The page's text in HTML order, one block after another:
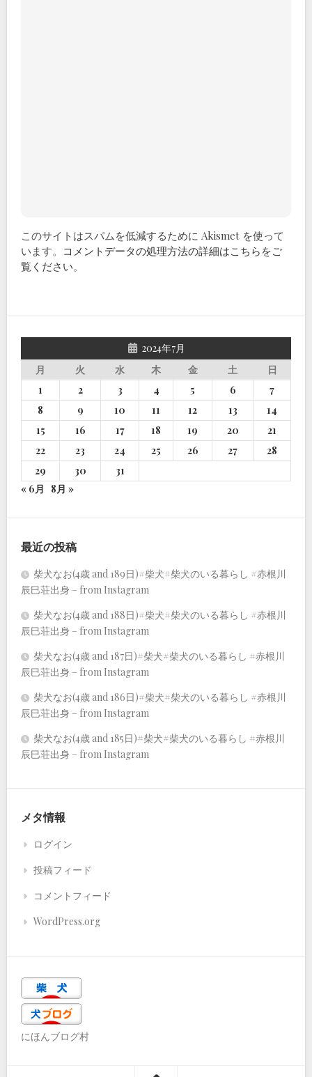
このサイトはスパムを低減するために Akismet を使って
います。 コメントデータの処理方法の詳細はこちらをご
覧ください。
2024年7月
月
火 水 木 金 土
日
1
2 3 4 5 6
7
8
9 10 11 12 13
14
15
16 17 18 19 20
21
22
23 24 25 26 27
28
29
30
31
« 6月
8月 »
最近の投稿
柴犬なお(4歳 and 189日)#柴犬#柴犬のいる暮らし #赤根川
辰巳荘出身 – from Instagram
柴犬なお(4歳 and 188日)#柴犬#柴犬のいる暮らし #赤根川
辰巳荘出身 – from Instagram
柴犬なお(4歳 and 187日)#柴犬#柴犬のいる暮らし #赤根川
辰巳荘出身 – from Instagram
柴犬なお(4歳 and 186日)#柴犬#柴犬のいる暮らし #赤根川
辰巳荘出身 – from Instagram
柴犬なお(4歳 and 185日)#柴犬#柴犬のいる暮らし #赤根川
辰巳荘出身 – from Instagram
メタ情報
ログイン
投稿フィード
コメントフィード
WordPress.org
にほんブログ村